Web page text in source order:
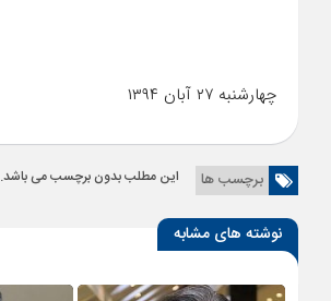
چهارشنبه ۲۷ آبان ۱۳۹۴
برچسب ها این مطلب بدون برچسب می باشد.
نوشته های مشابه